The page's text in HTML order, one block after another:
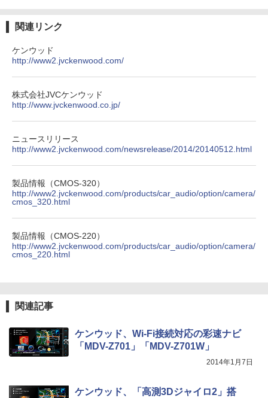
関連リンク
ケンウッド
http://www2.jvckenwood.com/
株式会社JVCケンウッド
http://www.jvckenwood.co.jp/
ニュースリリース
http://www2.jvckenwood.com/newsrelease/2014/20140512.html
製品情報（CMOS-320）
http://www2.jvckenwood.com/products/car_audio/option/camera/
cmos_320.html
製品情報（CMOS-220）
http://www2.jvckenwood.com/products/car_audio/option/camera/
cmos_220.html
関連記事
ケンウッド、Wi-Fi接続対応の彩速ナビ
「MDV-Z701」「MDV-Z701W」
2014年1月7日
ケンウッド、「高測3Dジャイロ2」搭